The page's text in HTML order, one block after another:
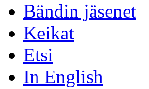
Bändin jäsenet
Keikat
Etsi
In English